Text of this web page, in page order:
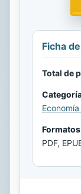
Ficha
Total de
PDF,